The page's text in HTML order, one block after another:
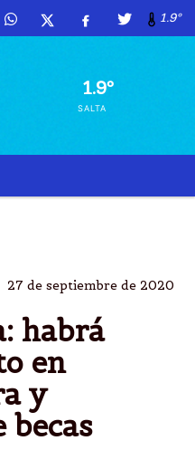
1.9º
1.9º
SALTA
27 de septiembre de 2020
habrá
en
y
becas